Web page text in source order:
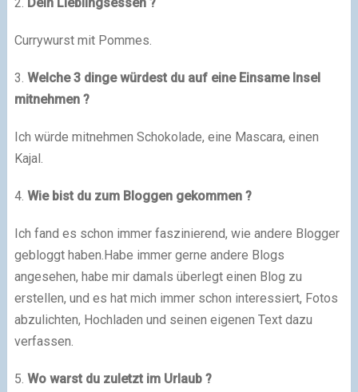
Currywurst mit Pommes.
3. Welche 3 dinge würdest du auf eine Einsame Insel
mitnehmen ?
Ich würde mitnehmen Schokolade, eine Mascara, einen
Kajal
4. Wie bist du zum Bloggen gekommen ?
Ich fand es schon immer faszinierend, wie andere Blogger
gebloggt haben. Habe immer gerne andere Blogs
angesehen, habe mir damals überlegt einen Blog zu
erstellen, und es hat mich immer schon interessiert, Fotos
abzulichten, Hochladen und seinen eigenen Text dazu
verfassen.
5. Wo warst du zuletzt im Urlaub ?